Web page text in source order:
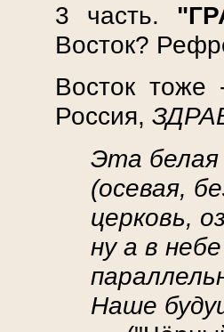
3 часть.
Восток?
Восток тоже
Россия,
Эта белая
(осевая,
церковь,
ну а в
Наше